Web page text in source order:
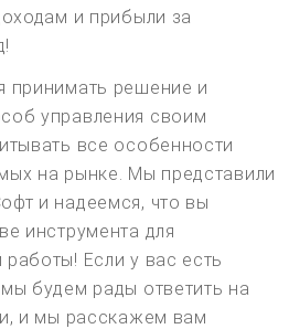
и прибыли за
принимать решение и
управления своим
все особенности
на рынке. Мы представили
и надеемся, что вы
инструмента для
Если у вас есть
будем рады ответить на
и мы расскажем вам